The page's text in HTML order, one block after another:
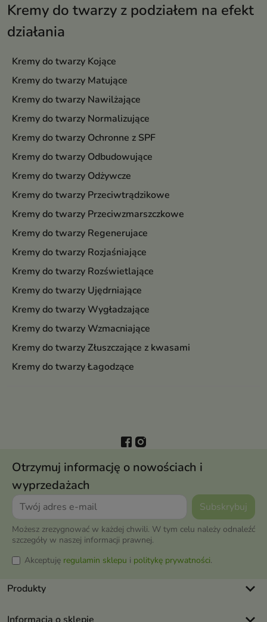
Kremy do twarzy z podziałem na efekt
działania
Kremy do twarzy Kojące
Kremy do twarzy Matujące
Kremy do twarzy Nawilżające
Kremy do twarzy Normalizujące
Kremy do twarzy Ochronne z SPF
Kremy do twarzy Odbudowujące
Kremy do twarzy Odżywcze
Kremy do twarzy Przeciwtrądzikowe
Kremy do twarzy Przeciwzmarszczkowe
Kremy do twarzy Regenerujace
Kremy do twarzy Rozjaśniające
Kremy do twarzy Rozświetlające
Kremy do twarzy Ujędrniające
Kremy do twarzy Wygładzające
Kremy do twarzy Wzmacniające
Kremy do twarzy Złuszczające z kwasami
Kremy do twarzy Łagodzące
Otrzymuj informację o nowościach i
wyprzedażach
Możesz zrezygnować w każdej chwili. W tym celu należy odnaleźć
szczegóły w naszej informacji prawnej.
Akceptuję regulamin sklepu i politykę prywatności.
Produkty keyboard_arrow_down